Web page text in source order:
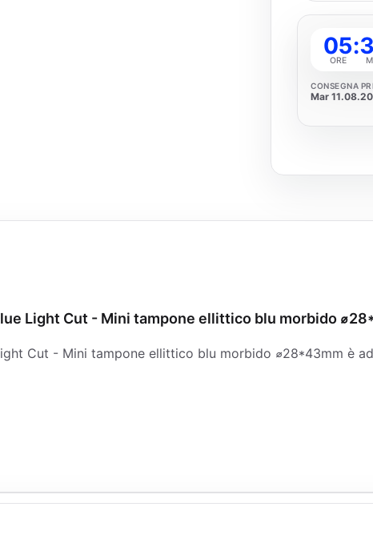
05
ORE
:
CONSEGNA
Mar
Light Cut - Mini tampone ellittico blu morbido
Cut - Mini tampone ellittico blu morbido ⌀28*43mm è